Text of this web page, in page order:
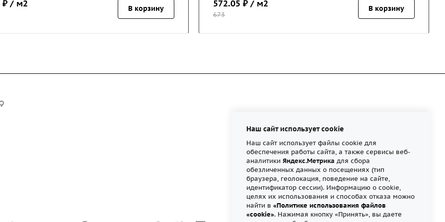
₽ / м2 В корзину 572.05 ₽ / м2
673
В корзину
Наш сайт использует cookie
Наш сайт использует файлы cookie для
обеспечения работы сайта, а также сервисы веб-
аналитики Яндекс.Метрика для сбора
обезличенных данных о посещениях (тип
браузера, геолокация, поведение на сайте,
идентификатор сессии). Информацию о cookie,
целях их использования и способах отказа можно
найти в «Политике использования файлов
«cookie». Нажимая кнопку «Принять», вы даете
Контакты